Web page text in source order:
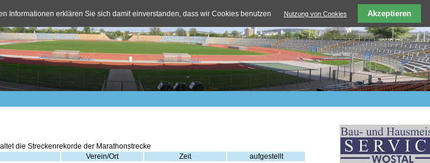
die Streckenrekorde der Marathonstrecke
Verein/Ort Zeit
aufgestellt
Informationen erklären Sie sich damit einverstanden, dass wir Cookies benutzen Nutzung von Cookies Akzeptieren